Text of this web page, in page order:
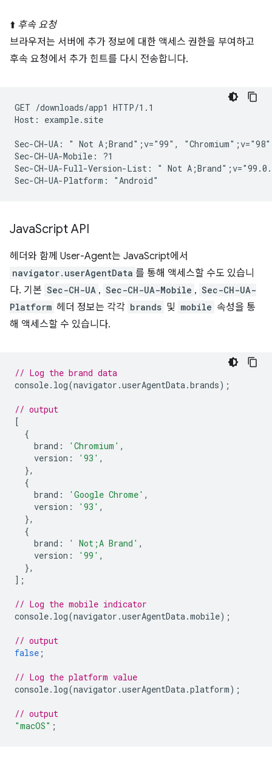
⬆️ 후속 요청
브라우저는 서버에 추가 정보에 대한 액세스 권한을 부여하고
후속 요청에서 추가 힌트를 다시 전송합니다.
GET /downloads/app1 HTTP/1.1
Host: example.site
Sec-CH-UA: " Not A;Brand";v="99",
Sec-CH-UA-Mobile: ?1
Sec-CH-UA-Full-Version-List: " Not
JavaScript API
헤더와 함께 User-Agent는 JavaScript에서
navigator.userAgentData 를 통해 액세스할 수도 있습니
다. 기본 Sec-CH-UA , Sec-CH-UA-Mobile , Sec-CH-UA-
Platform 헤더 정보는 각각 brands 및 mobile 속성을 통
해 액세스할 수 있습니다.
// Log the brand data
console. log(navigator .userAgentData.brands);
// output
[
{
brand : 'Chromium' ,
version : '93' ,
},
{
brand : 'Google Chrome' ,
version : '93' ,
},
{
brand : ' Not;A Brand' ,
version : '99' ,
},
];
// Log the mobile indicator
console. log(navigator .userAgentData.mobile);
// output
false ;
// Log the platform value
console. log(navigator .userAgentData.platform);
// output
"macOS" ;